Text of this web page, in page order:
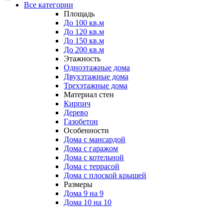
Все категории
Площадь
До 100 кв.м
До 120 кв.м
До 150 кв.м
До 200 кв.м
Этажность
Одноэтажные дома
Двухэтажные дома
Трехэтажные дома
Материал стен
Кирпич
Дерево
Газобетон
Особенности
Дома с мансардой
Дома с гаражом
Дома с котельной
Дома с террасой
Дома с плоской крышей
Размеры
Дома 9 на 9
Дома 10 на 10